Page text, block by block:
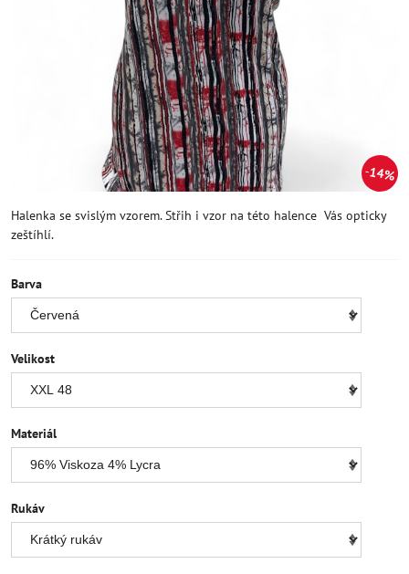
14%
Halenka se svislým vzorem. Střih i vzor na této halence Vás opticky
zeštíhlí.
Barva
Velikost
Materiál
Rukáv